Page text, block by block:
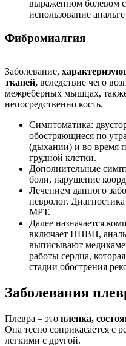
выраженном болевом
использование
Фибромиалгия
Заболевание,
тканей, вследствие чего
межреберных мышцах,
непосредственно кость.
Симптоматика:
обостряющиеся по
(дыхании) и во время
грудной клетки.
Дополнительные
боли, нарушение
Лечением данного
невролог.
МРТ.
Далее назначается
включает НПВП,
выписывают
работы сердца,
стадии обострения
Заболевания
Плевра – это пленка,
Она тесно соприкасается с
легкими с другой.